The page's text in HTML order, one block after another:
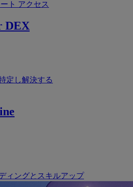
ト アクセス
DEX
定し解決する
ィングとスキルアップ